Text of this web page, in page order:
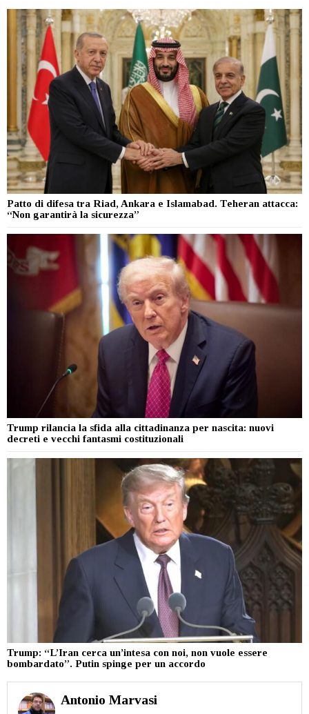
Patto di difesa tra Riad, Ankara e Islamabad. Teheran attacca:
“Non garantirà la sicurezza”
Trump rilancia la sfida alla cittadinanza per nascita: nuovi
decreti e vecchi fantasmi costituzionali
Trump: “L’Iran cerca un’intesa con noi, non vuole essere
bombardato”. Putin spinge per un accordo
Antonio Marvasi